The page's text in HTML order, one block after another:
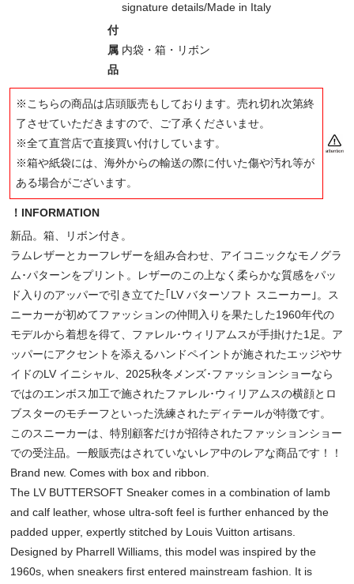
signature details/Made in Italy
付
属
品
内袋・箱・リボン
※こちらの商品は店頭販売もしております。売れ切れ次第終
了させていただきますので、ご了承くださいませ。
※全て直営店で直接買い付けしています。
※箱や紙袋には、海外からの輸送の際に付いた傷や汚れ等が
ある場合がございます。
！INFORMATION
新品。箱、リボン付き。
ラムレザーとカーフレザーを組み合わせ、アイコニックなモノグラ
ム･パターンをプリント。レザーのこの上なく柔らかな質感をパッ
ド入りのアッパーで引き立てた｢LV バターソフト スニーカー｣。ス
ニーカーが初めてファッションの仲間入りを果たした1960年代の
モデルから着想を得て、ファレル･ウィリアムスが手掛けた1足。ア
ッパーにアクセントを添えるハンドペイントが施されたエッジやサ
イドのLV イニシャル、2025秋冬メンズ･ファッションショーなら
ではのエンボス加工で施されたファレル･ウィリアムスの横顔とロ
ブスターのモチーフといった洗練されたディテールが特徴です。
このスニーカーは、特別顧客だけが招待されたファッションショー
での受注品。一般販売はされていないレア中のレアな商品です！！
Brand new. Comes with box and ribbon.
The LV BUTTERSOFT Sneaker comes in a combination of lamb
and calf leather, whose ultra-soft feel is further enhanced by the
padded upper, expertly stitched by Louis Vuitton artisans.
Designed by Pharrell Williams, this model was inspired by the
1960s, when sneakers first entered mainstream fashion. It is